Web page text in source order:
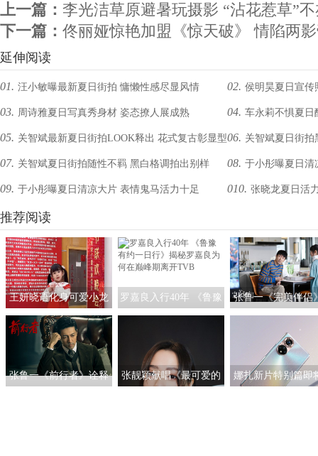
上一篇： 李光洁草原避暑玩摄影 “沾花惹草”
下一篇： 佟丽娅惊艳加盟《惊天破》 情陷两
延伸阅读
01. 汪小敏曝最新夏日街拍 慵懒性感尽显风情 02. 侯明昊夏日宣传
03. 周诗雅夏日写真秀身材 姿态撩人展成熟 04. 车永莉不惧夏日
05. 关智斌最新夏日街拍LOOK释出 花式复古彰显型
男格调品味
06. 关智斌夏日街
Hip-hop时尚风
07. 关智斌夏日街拍随性不羁 黑白格调拍出别样
LOOK
08. 于小彤曝夏日清
09. 于小彤曝夏日清凉大片 表情鬼马活力十足 010. 张晓龙夏日活
推荐阅读
王妍晓语化身可爱小龙
人亮相央视春晚
罗嘉良入行40年 《鲁豫
有约一日行》揭秘罗嘉
良为何在巅峰期离开
TVB
张鲁一《完美伴侣
启“煮夫”模式 塑造
女性的“人间理
张鲁一《前行者》诠释
张靓颖献唱《最可爱的
娜扎新片特别篇即